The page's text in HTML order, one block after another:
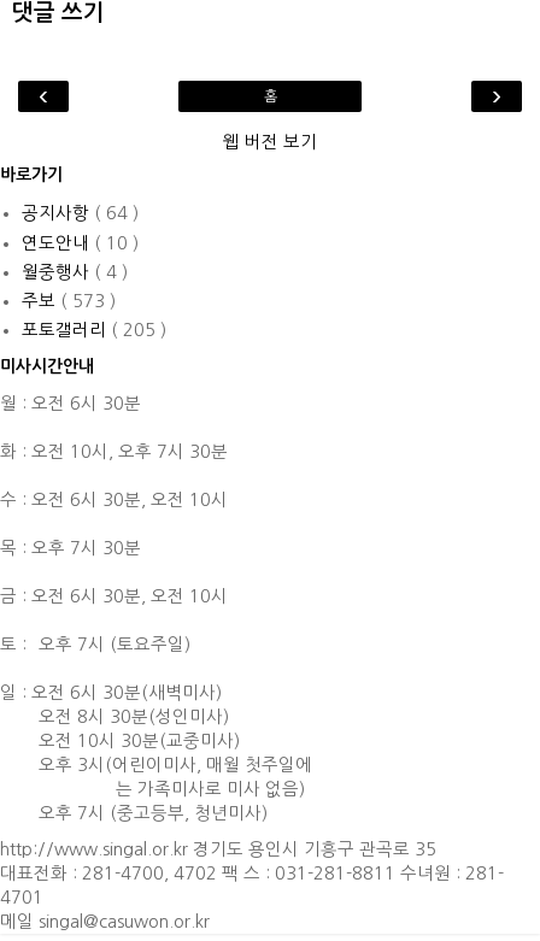
댓글 쓰기
‹ ›
홈
웹 버전 보기
바로가기
공지사항 ( 64 )
연도안내
( 10 )
월중행사 ( 4 )
주보 ( 573 )
포토갤러리
( 205 )
미사시간안내
월 : 오전 6시 30분
화 : 오전 10시, 오후 7시 30분
수 : 오전 6시 30분, 오전 10시
목 : 오후 7시 30분
금 : 오전 6시 30분, 오전 10시
토 : 오후 7시 (토요주일)
일 : 오전 6시 30분(새벽미사)
오전 8시 30분(성인미사)
오전 10시 30분(교중미사)
오후 3시(어린이미사, 매월 첫주일에
는 가족미사로 미사 없음)
오후 7시 (중고등부, 청년미사)
http://www.singal.or.kr 경기도 용인시 기흥구 관곡로 35
대표전화 : 281-4700, 4702 팩 스 : 031-281-8811 수녀원 : 281-
4701
메일 singal@casuwon.or.kr